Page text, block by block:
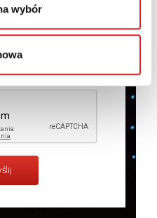
wybór
Więcej informacji na